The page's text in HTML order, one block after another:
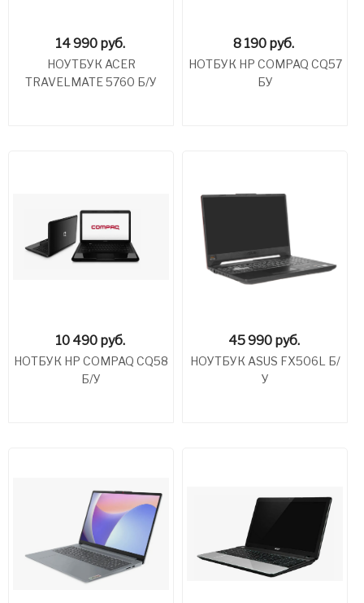
14 990 руб.
НОУТБУК ACER
TRAVELMATE 5760 Б/У
8 190 руб.
НОТБУК HP COMPAQ CQ57
БУ
10 490 руб.
НОТБУК HP COMPAQ CQ58
Б/У
45 990 руб.
НОУТБУК ASUS FX506L Б/
У